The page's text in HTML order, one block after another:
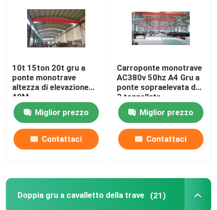
10t 15ton 20t gru a
ponte monotrave
altezza di elevazione
40M
Miglior prezzo
Contattaci
Carroponte monotrave
AC380v 50hz A4 Gru a
ponte sopraelevata da
3 tonnellate
Miglior prezzo
Contattaci
Doppia gru a cavalletto della trave (21)